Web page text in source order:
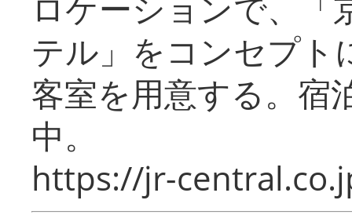
テル」をコンセプト
客室を用意する。宿
中。
https://jr-